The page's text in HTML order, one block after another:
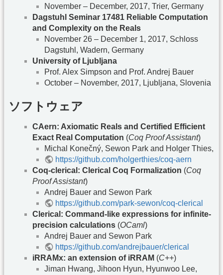
November – December, 2017, Trier, Germany
Dagstuhl Seminar 17481 Reliable Computation
and Complexity on the Reals
November 26 – December 1, 2017, Schloss
Dagstuhl, Wadern, Germany
University of Ljubljana
Prof. Alex Simpson and Prof. Andrej Bauer
October – November, 2017, Ljubljana, Slovenia
ソフトウェア
CAern: Axiomatic Reals and Certified Efficient
Exact Real Computation (Coq Proof Assistant)
Michal Konečný, Sewon Park and Holger Thies,
https://github.com/holgerthies/coq-aern
Coq-clerical: Clerical Coq Formalization (Coq
Proof Assistant)
Andrej Bauer and Sewon Park
https://github.com/park-sewon/coq-clerical
Clerical: Command-like expressions for infinite-
precision calculations (OCaml)
Andrej Bauer and Sewon Park
https://github.com/andrejbauer/clerical
iRRAMx: an extension of iRRAM (C++)
Jiman Hwang, Jihoon Hyun, Hyunwoo Lee,